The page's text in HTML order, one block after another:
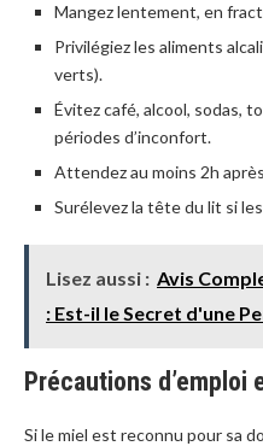
Mangez lentement, en
Privilégiez les aliments
verts).
Évitez café, alcool, sodas,
périodes d’inconfort.
Attendez au moins 2h
Surélevez la tête du lit si
Lisez aussi : Avis
: Est-il le Secret d'une
Précautions
Si le miel est reconnu pour sa